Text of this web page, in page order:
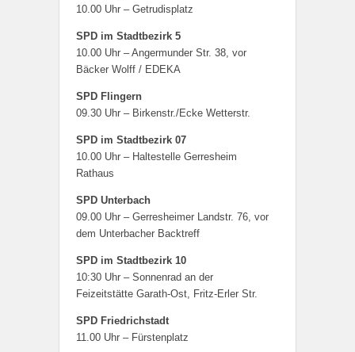
10.00 Uhr – Getrudisplatz
SPD im Stadtbezirk 5
10.00 Uhr – Angermunder Str. 38, vor
Bäcker Wolff / EDEKA
SPD Flingern
09.30 Uhr – Birkenstr./Ecke Wetterstr.
SPD im Stadtbezirk 07
10.00 Uhr – Haltestelle Gerresheim
Rathaus
SPD Unterbach
09.00 Uhr – Gerresheimer Landstr. 76, vor
dem Unterbacher Backtreff
SPD im Stadtbezirk 10
10:30 Uhr – Sonnenrad an der
Feizeitstätte Garath-Ost, Fritz-Erler Str.
SPD Friedrichstadt
11.00 Uhr – Fürstenplatz